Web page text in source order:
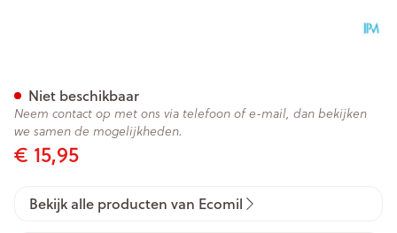
€ 15,95
Niet beschikbaar
Neem contact op met ons via telefoon of e-mail, dan bekijken
we samen de mogelijkheden.
Bekijk alle producten van Ecomil